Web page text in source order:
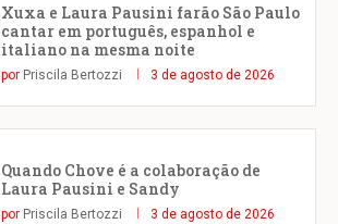
Xuxa e Laura Pausini farão São Paulo
cantar em português, espanhol e
italiano na mesma noite
por Priscila Bertozzi 3 de agosto de 2026
Quando Chove é a colaboração de
Laura Pausini e Sandy
por Priscila Bertozzi 3 de agosto de 2026